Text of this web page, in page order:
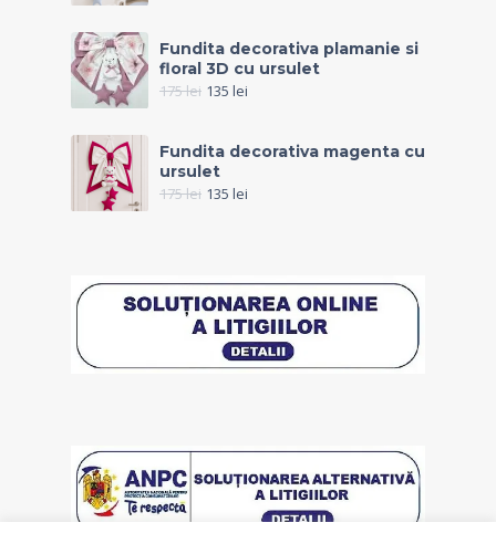
Fundita decorativa plamanie si
floral 3D cu ursulet
175lei 135 lei
Fundita decorativa magenta cu
ursulet
175lei 135 lei